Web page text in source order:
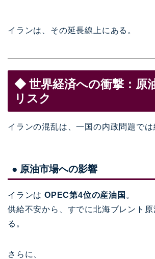
イランは、その延長線上にある。
◆ 世界経済への衝撃：原
リスク
イランの混乱は、一国の内政問題では
● 原油市場への影響
イランは OPEC第4位の産油国 。
供給不安から、すでに北海ブレント
る。
さらに、